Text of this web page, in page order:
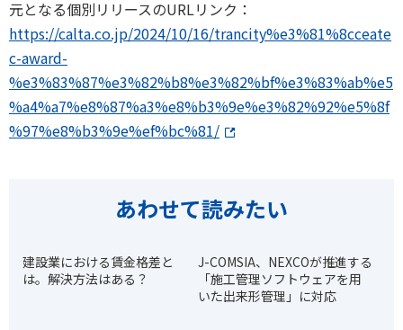
元となる個別リリースのURLリンク：
https://calta.co.jp/2024/10/16/trancity%e3%81%8cceate
c-award-
%e3%83%87%e3%82%b8%e3%82%bf%e3%83%ab%e5
%a4%a7%e8%87%a3%e8%b3%9e%e3%82%92%e5%8f
%97%e8%b3%9e%ef%bc%81/
あわせて読みたい
建設業における賃金格差と
は。解決方法はある？
J-COMSIA、NEXCOが推進する
「施工管理ソフトウェアを用
いた出来形管理」に対応